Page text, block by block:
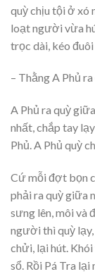
quỳ chịu tội ở xó
loạt người vừa
trọc dài, kéo
– Thằng A Phủ ra
A Phủ ra quỳ
nhất, chắp tay
Phủ. A Phủ quỳ
Cứ mỗi đợt bọn
phải ra quỳ giữa
sưng lên, môi và
người thì quỳ
chửi, lại hút.
sổ. Rồi Pá Tra